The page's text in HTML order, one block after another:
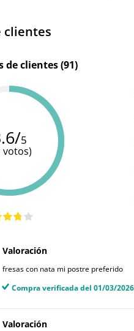
clientes
de clientes (91)
5
votos)
Valoración
fresas con nata mi postre preferido
Compra verificada del 01/03/2026
Valoración